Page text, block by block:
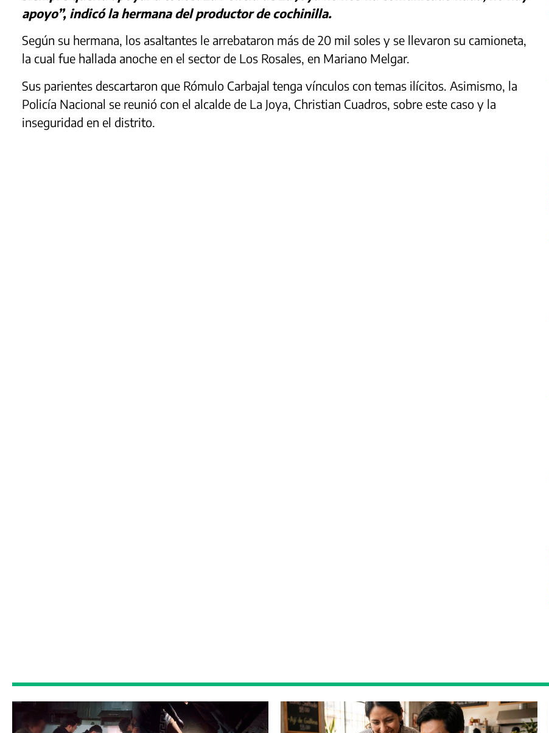
apoyo”, indicó la hermana del productor de cochinilla.
Según su hermana, los asaltantes le arrebataron más de 20 mil soles y se llevaron su camioneta,
la cual fue hallada anoche en el sector de Los Rosales, en Mariano Melgar.
Sus parientes descartaron que Rómulo Carbajal tenga vínculos con temas ilícitos. Asimismo, la
Policía Nacional se reunió con el alcalde de La Joya, Christian Cuadros, sobre este caso y la
inseguridad en el distrito.